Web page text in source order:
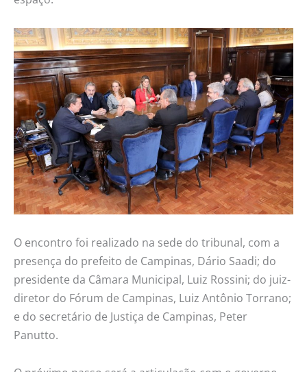
O encontro foi realizado na sede do tribunal, com a
presença do prefeito de Campinas, Dário Saadi; do
presidente da Câmara Municipal, Luiz Rossini; do juiz-
diretor do Fórum de Campinas, Luiz Antônio Torrano;
e do secretário de Justiça de Campinas, Peter
Panutto.